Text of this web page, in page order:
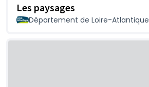
Les paysages
Département de Loire-Atlantique